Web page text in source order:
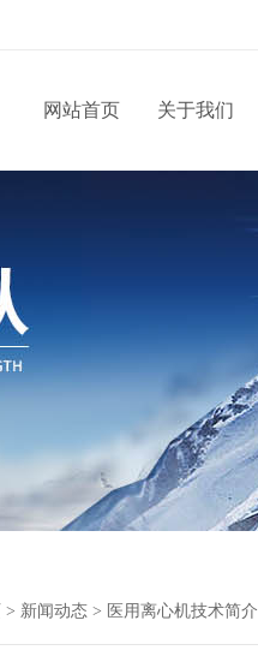
网站首页 关于我们
> 新闻动态 > 医用离心机技术简介